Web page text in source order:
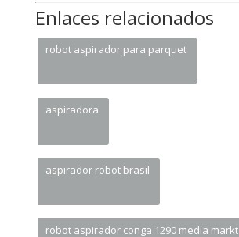
Enlaces relacionados
robot aspirador para parquet
aspiradora
aspirador robot brasil
robot aspirador conga 1290 media markt